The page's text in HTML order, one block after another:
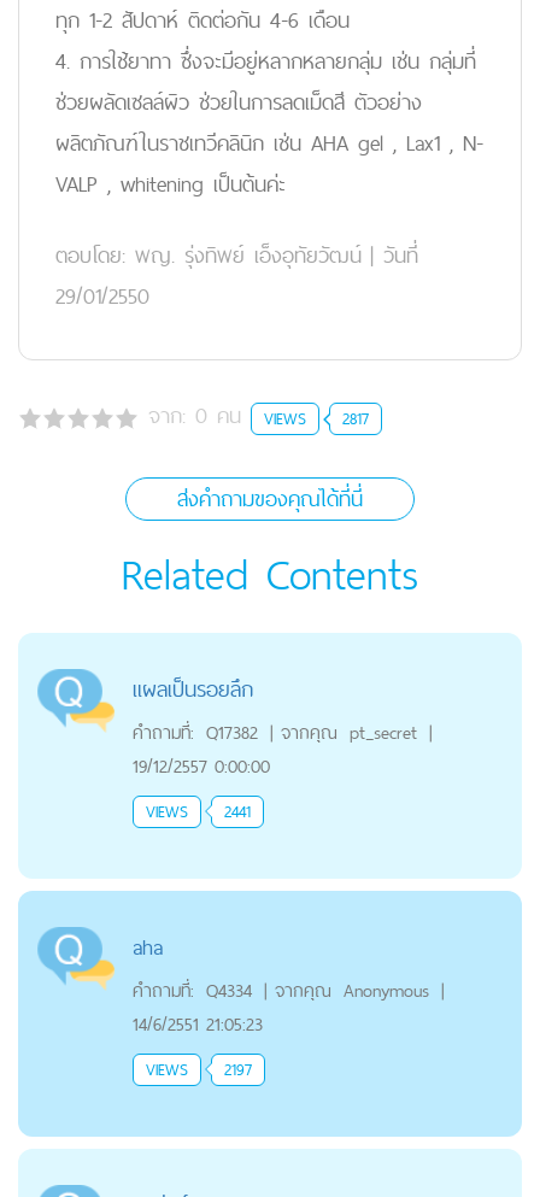
ทุก 1-2 สัปดาห์ ติดต่อกัน 4-6 เดือน
4. การใช้ยาทา ซึ่งจะมีอยู่หลากหลายกลุ่ม เช่น กลุ่มที่
ช่วยผลัดเซลล์ผิว ช่วยในการลดเม็ดสี ตัวอย่าง
ผลิตภัณฑ์ในราชเทวีคลินิก เช่น AHA gel , Lax1 , N-
VALP , whitening เป็นต้นค่ะ
ตอบโดย: พญ. รุ่งทิพย์ เอ็งอุทัยวัฒน์ | วันที่
29/01/2550
จาก: 0 คน VIEWS 2817
ส่งคำถามของคุณได้ที่นี่
Related Contents
แผลเป็นรอยลึก
คำถามที่: Q17382 | จากคุณ pt_secret |
19/12/2557 0:00:00
VIEWS 2441
aha
คำถามที่: Q4334 | จากคุณ Anonymous |
14/6/2551 21:05:23
VIEWS 2197